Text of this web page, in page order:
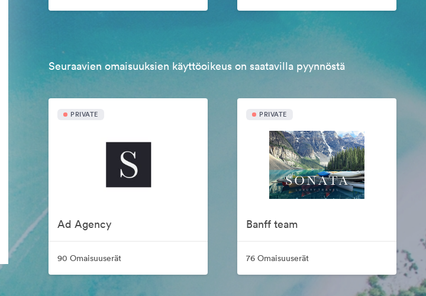
Seuraavien omaisuuksien käyttöoikeus on saatavilla pyynnöstä
PRIVATE
Ad Agency
90 Omaisuuserät
PRIVATE
Banff team
76 Omaisuuserät